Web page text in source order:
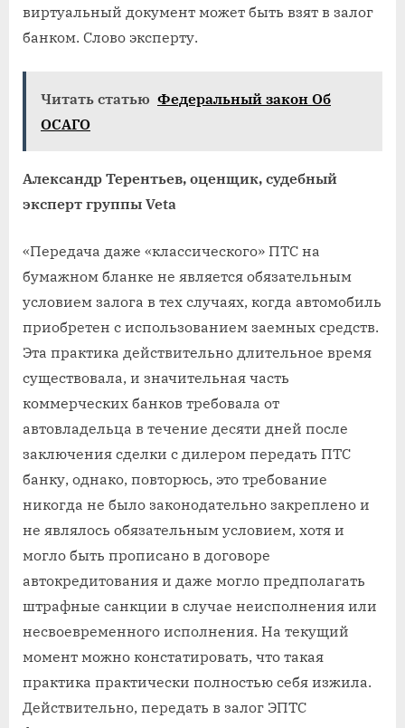
виртуальный документ может быть взят в залог
банком. Слово эксперту.
Читать статью Федеральный закон Об
ОСАГО
Александр Терентьев, оценщик, судебный
эксперт группы Veta
«Передача даже «классического» ПТС на
бумажном бланке не является обязательным
условием залога в тех случаях, когда автомобиль
приобретен с использованием заемных средств.
Эта практика действительно длительное время
существовала, и значительная часть
коммерческих банков требовала от
автовладельца в течение десяти дней после
заключения сделки с дилером передать ПТС
банку, однако, повторюсь, это требование
никогда не было законодательно закреплено и
не являлось обязательным условием, хотя и
могло быть прописано в договоре
автокредитования и даже могло предполагать
штрафные санкции в случае неисполнения или
несвоевременного исполнения. На текущий
момент можно констатировать, что такая
практика практически полностью себя изжила.
Действительно, передать в залог ЭПТС